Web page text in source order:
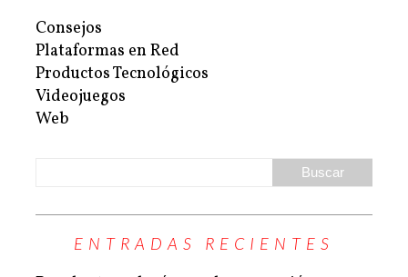
Consejos
Plataformas en Red
Productos Tecnológicos
Videojuegos
Web
ENTRADAS RECIENTES